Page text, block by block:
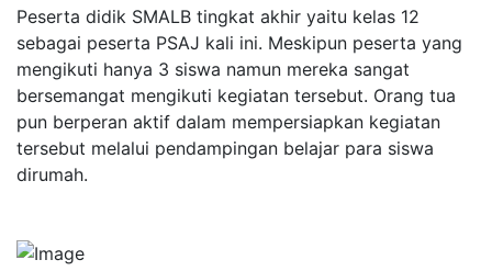
Peserta didik SMALB tingkat akhir yaitu kelas 12
sebagai peserta PSAJ kali ini. Meskipun peserta yang
mengikuti hanya 3 siswa namun mereka sangat
bersemangat mengikuti kegiatan tersebut. Orang tua
pun berperan aktif dalam mempersiapkan kegiatan
tersebut melalui pendampingan belajar para siswa
dirumah.